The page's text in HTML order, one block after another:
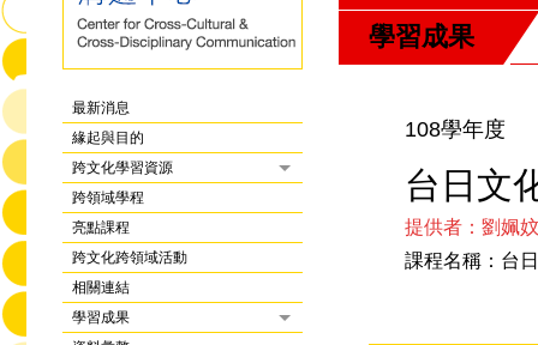
最新消息
緣起與目的
跨文化學習資源
跨領域學程
亮點課程
跨文化跨領域活動
相關連結
學習成果
學習成果
108學年度
台日文
提供者：劉姵
課程名稱：台